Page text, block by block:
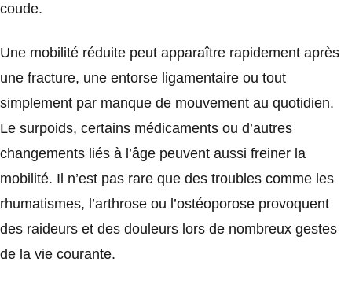
coude.
Une mobilité réduite peut apparaître rapidement après
une fracture, une entorse ligamentaire ou tout
simplement par manque de mouvement au quotidien.
Le surpoids, certains médicaments ou d’autres
changements liés à l’âge peuvent aussi freiner la
mobilité. Il n’est pas rare que des troubles comme les
rhumatismes, l’arthrose ou l’ostéoporose provoquent
des raideurs et des douleurs lors de nombreux gestes
de la vie courante.